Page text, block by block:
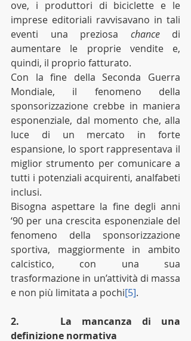
ove, i produttori di biciclette e le
imprese editoriali ravvisavano in tali
eventi una preziosa chance di
aumentare le proprie vendite e,
quindi, il proprio fatturato.
Con la fine della Seconda Guerra
Mondiale, il fenomeno della
sponsorizzazione crebbe in maniera
esponenziale, dal momento che, alla
luce di un mercato in forte
espansione, lo sport rappresentava il
miglior strumento per comunicare a
tutti i potenziali acquirenti, analfabeti
inclusi.
Bisogna aspettare la fine degli anni
‘90 per una crescita esponenziale del
fenomeno della sponsorizzazione
sportiva, maggiormente in ambito
calcistico, con una sua
trasformazione in un’attività di massa
e non più limitata a pochi[5].
2.    La mancanza di una
definizione normativa